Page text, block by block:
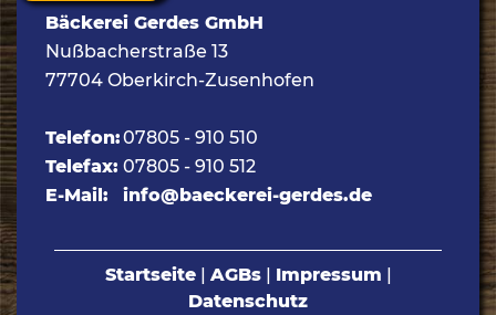
Bäckerei Gerdes GmbH
Nußbacherstraße 13
77704 Oberkirch-Zusenhofen
Telefon:07805 - 910 510
Telefax: 07805 - 910 512
E-Mail:
info@baeckerei-gerdes.de
Startseite| AGBs| Impressum |
Datenschutz